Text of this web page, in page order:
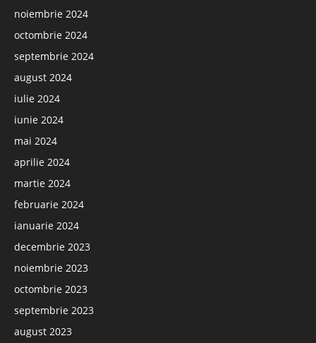
noiembrie 2024
octombrie 2024
septembrie 2024
august 2024
iulie 2024
iunie 2024
mai 2024
aprilie 2024
martie 2024
februarie 2024
ianuarie 2024
decembrie 2023
noiembrie 2023
octombrie 2023
septembrie 2023
august 2023